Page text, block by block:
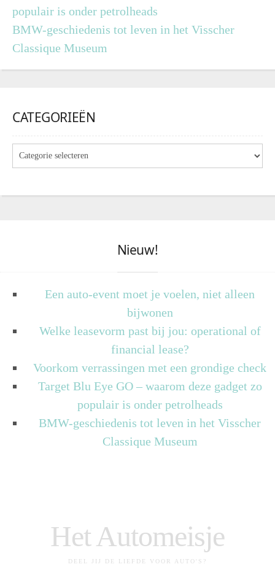
populair is onder petrolheads
BMW-geschiedenis tot leven in het Visscher
Classique Museum
CATEGORIEËN
Nieuw!
Een auto-event moet je voelen, niet alleen
bijwonen
Welke leasevorm past bij jou: operational of
financial lease?
Voorkom verrassingen met een grondige check
Target Blu Eye GO – waarom deze gadget zo
populair is onder petrolheads
BMW-geschiedenis tot leven in het Visscher
Classique Museum
Het Automeisje
DEEL JIJ DE LIEFDE VOOR AUTO'S?